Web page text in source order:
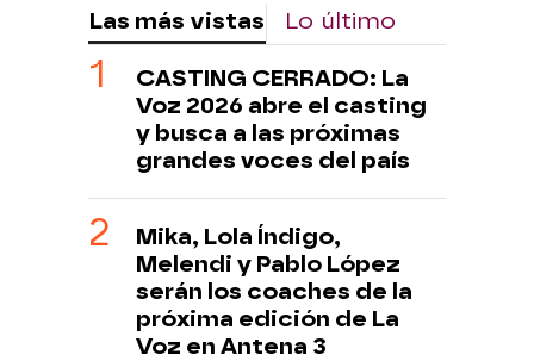
Las más vistas Lo último
CASTING CERRADO: La
Voz 2026 abre el casting
y busca a las próximas
grandes voces del país
Mika, Lola Índigo,
Melendi y Pablo López
serán los coaches de la
próxima edición de La
Voz en Antena 3